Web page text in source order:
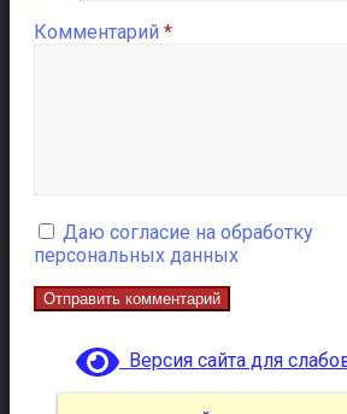
Комментарий *
Даю согласие на обработку
персональных данных
Версия сайта для